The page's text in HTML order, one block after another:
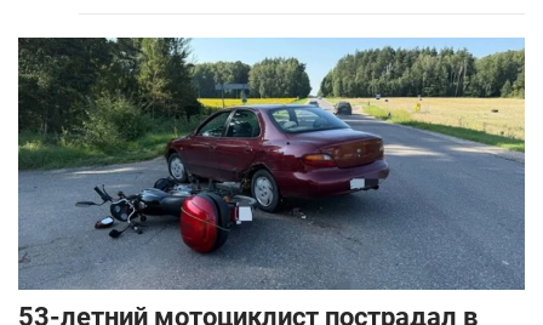
53-летний мотоциклист пострадал в